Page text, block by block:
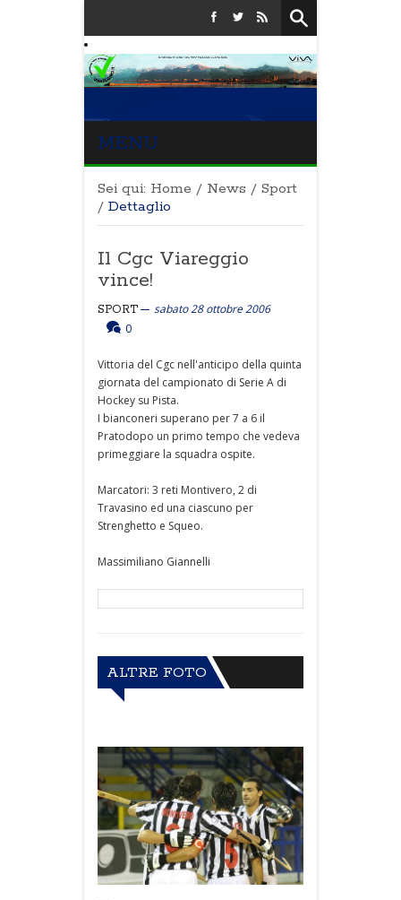
MENU
Sei qui: Home / News / Sport
/ Dettaglio
Il Cgc Viareggio
vince!
SPORT
sabato 28 ottobre 2006
0
Vittoria del Cgc nell'anticipo della quinta
giornata del campionato di Serie A di
Hockey su Pista.
I bianconeri superano per 7 a 6 il
Pratodopo un primo tempo che vedeva
primeggiare la squadra ospite.
Marcatori: 3 reti Montivero, 2 di
Travasino ed una ciascuno per
Strenghetto e Squeo.
Massimiliano Giannelli
ALTRE FOTO